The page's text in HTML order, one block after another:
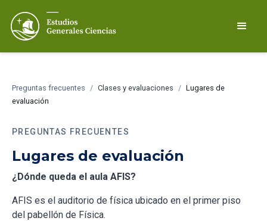
Preguntas frecuentes / Clases y evaluaciones / Lugares de
evaluación
PREGUNTAS FRECUENTES
Lugares de evaluación
¿Dónde queda el aula AFIS?
AFIS es el auditorio de física ubicado en el primer piso
del pabellón de Física.